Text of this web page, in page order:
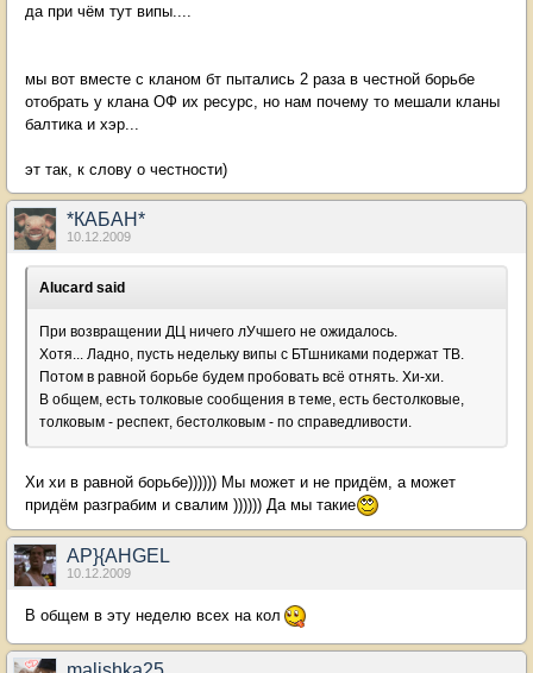
да при чём тут випы....
мы вот вместе с кланом бт пытались 2 раза в честной борьбе
отобрать у клана ОФ их ресурс, но нам почему то мешали кланы
балтика и хэр...
эт так, к слову о честности)
*КАБАН*
10.12.2009
Alucard said
При возвращении ДЦ ничего лУчшего не ожидалось.
Хотя... Ладно, пусть недельку випы с БТшниками подержат ТВ.
Потом в равной борьбе будем пробовать всё отнять. Хи-хи.
В общем, есть толковые сообщения в теме, есть бестолковые,
толковым - респект, бестолковым - по справедливости.
Хи хи в равной борьбе)))))) Мы может и не придём, а может
придём разграбим и свалим )))))) Да мы такие
AP}{AHGEL
10.12.2009
В общем в эту неделю всех на кол